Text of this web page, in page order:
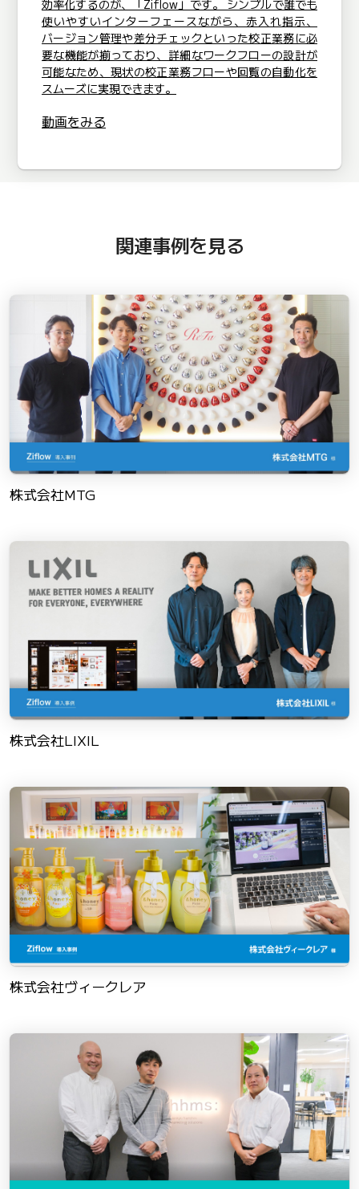
効率化するのが、「Ziflow」です。 シンプルで誰でも
使いやすいインターフェースながら、赤入れ指示、
バージョン管理や差分チェックといった校正業務に必
要な機能が揃っており、詳細なワークフローの設計が
可能なため、現状の校正業務フローや回覧の自動化を
スムーズに実現できます。
動画をみる
関連事例を見る
株式会社MTG
株式会社LIXIL
株式会社ヴィークレア